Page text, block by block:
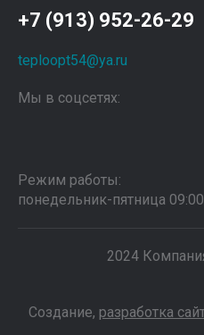
+7 (913) 952-26-29
teploopt54@ya.ru
Мы в соцсетях:
Режим работы:
понедельник-пятница
2024
Создание, разработка